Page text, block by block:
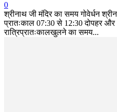
0
श्रीनाथ जी मंदिर का समय गोवेर्धन
प्रातःकाल 07:30 से 12:30 दोपहर
रात्रिप्रातःकालखुलने का समय...